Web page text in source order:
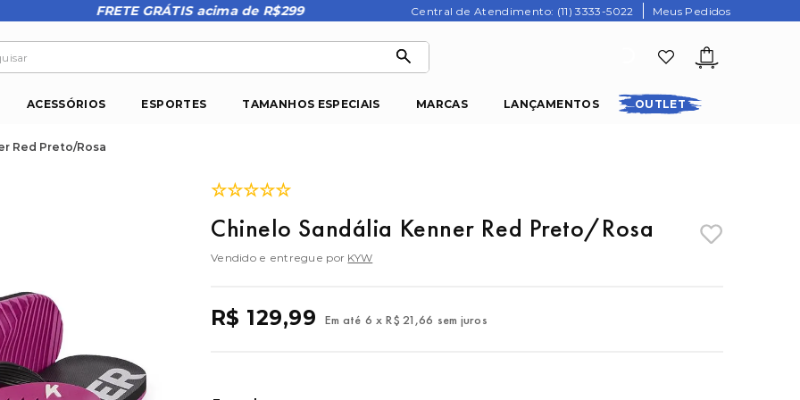
FRETE GRÁTIS acima de R$299 Central de Atendimento: (11) 3333-5022 Meus Pedidos
ACESSÓRIOS ESPORTES TAMANHOS ESPECIAIS MARCAS LANÇAMENTOS OUTLET
Red Preto/Rosa
☆☆☆☆☆
Chinelo Sandália Kenner Red Preto/Rosa
Vendido e entregue por KYW
R$ 129,99 Em até 6 x R$ 21 ,66 sem juros